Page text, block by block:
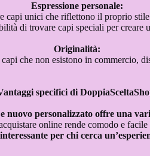
Espressione personale:
capi unici che riflettono il proprio
di trovare capi speciali per creare
Originalità:
che non esistono in commercio,
specifici di
nuovo personalizzato offre una
online rende comodo e
per chi cerca